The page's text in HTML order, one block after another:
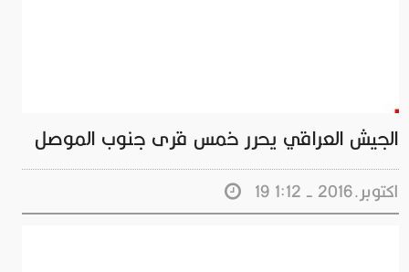
الجيش العراقي يحرر خمس قرى جنوب الموصل
19 اكتوبر.2016 - 1:12